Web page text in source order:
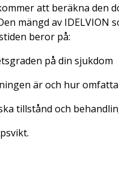
att beräkna den
mängd av IDELVION
beror på:
på din sjukdom
är och hur
tillstånd och